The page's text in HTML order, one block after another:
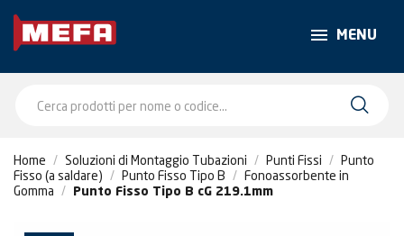
MENU
Home Soluzioni di Montaggio Tubazioni Punti Fissi
Punto
Fisso (a saldare)
Punto Fisso Tipo B
Fonoassorbente in
Gomma
Punto Fisso Tipo B cG 219.1mm